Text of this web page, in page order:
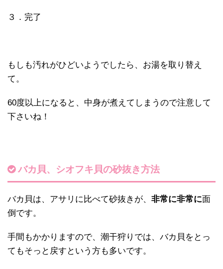
３．完了
もしも汚れがひどいようでしたら、お湯を取り替え
て。
60度以上になると、中身が煮えてしまうので注意して
下さいね！
バカ貝、シオフキ貝の砂抜き方法
バカ貝は、アサリに比べて砂抜きが、 非常に非常に面
倒です。
手間もかかりますので、潮干狩りでは、バカ貝をとっ
てもそっと戻すという方も多いです。